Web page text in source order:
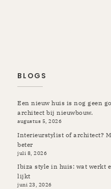
BLOGS
Een nieuw huis is nog geen
architect bij nieuwbouw.
augustus 5, 2026
Interieurstylist of architect?
beter
juli 8, 2026
Ibiza style in huis: wat werkt
lijkt
juni 23, 2026